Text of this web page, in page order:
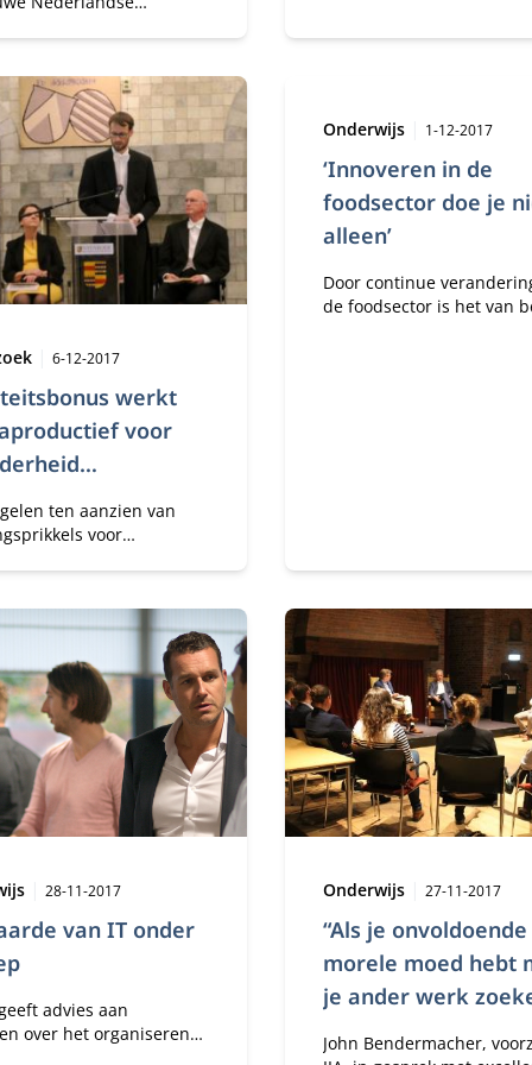
sinds boekjaar 2016
rol ten
van het bestuursverslag.
werkt
voor
Publicatiedatum:
6-12-2017
ten aanzien van
voor
en besluitvorming. Het
onder andere
van de conclusies uit
van Herman van
‘Compensation
and Personality Traits:
on their Joint
Auditor Judgment and
Making’ waarmee hij
aan Nyenrode
‘Innoveren in de
foodsector doe je
alleen’
Type:
Onderwijs 1-12-2017
Door continue
de foodsector is het van
van IT onder
Publicatiedatum:
28-11-2017
advies aan
over het organiseren
“Als je onvoldoende
morele moed hebt
je ander werk
Type:
Onderwijs 27-11-2017
John Bendermacher,